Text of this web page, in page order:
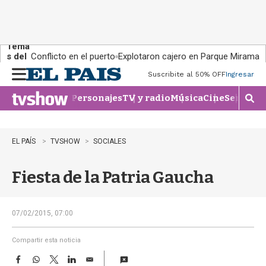
Tema
s del
día:
Conflicto en el puerto Explotaron cajero en Parque Miramar
n
u
Suscribite al 50% OFFIngresar
PersonajesTV y radioMúsicaCineSeries
M
o
EL PAÍS TVSHOW SOCIALES
Fiesta de la Patria Gaucha
07/02/2015, 07:00
Compartir esta noticia
F
W
T
L
E